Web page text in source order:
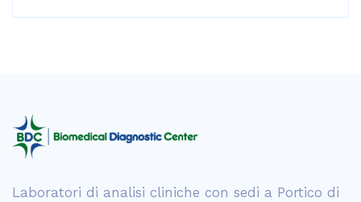
Laboratori di analisi cliniche con sedi a Portico di